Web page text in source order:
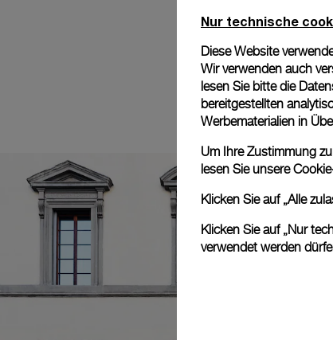
Nur technische
Diese Website
Wir verwenden auch
lesen Sie bitte die
bereitgestellten
Werbematerialien in
Um Ihre Zustimmung
lesen Sie unsere
Klicken Sie auf „Alle
Klicken Sie auf „Nur
verwendet werden